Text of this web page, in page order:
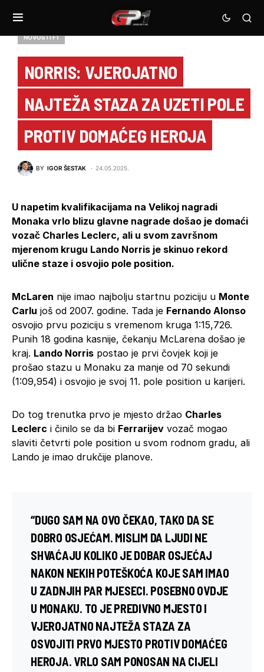
NOVOSTI F1
NORRIS: VJEROJATNO
NAJTEŽA STAZA ZA UZETI POLE
PROTIV DOMAĆEG HEROJA
BY IGOR ŠESTAK 24.05.2025.
U napetim kvalifikacijama na Velikoj nagradi
Monaka vrlo blizu glavne nagrade došao je domaći
vozač Charles Leclerc, ali u svom završnom
mjerenom krugu Lando Norris je skinuo rekord
ulične staze i osvojio pole position.
McLaren nije imao najbolju startnu poziciju u Monte
Carlu još od 2007. godine. Tada je Fernando Alonso
osvojio prvu poziciju s vremenom kruga 1:15,726.
Punih 18 godina kasnije, čekanju McLarena došao je
kraj. Lando Norris postao je prvi čovjek koji je
prošao stazu u Monaku za manje od 70 sekundi
(1:09,954) i osvojio je svoj 11. pole position u karijeri.
Do tog trenutka prvo je mjesto držao Charles
Leclerc i činilo se da bi Ferrarijev vozač mogao
slaviti četvrti pole position u svom rodnom gradu, ali
Lando je imao drukčije planove.
“DUGO SAM NA OVO ČEKAO, TAKO DA SE
DOBRO OSJEĆAM. MISLIM DA LJUDI NE
SHVAĆAJU KOLIKO JE DOBAR OSJEĆAJ
NAKON NEKIH POTEŠKOĆA KOJE SAM IMAO
U ZADNJIH PAR MJESECI. POSEBNO OVDJE
U MONAKU. TO JE PREDIVNO MJESTO I
VJEROJATNO NAJTEŽA STAZA ZA
OSVOJITI PRVO MJESTO PROTIV DOMAĆEG
HEROJA. VRLO SAM PONOSAN NA CIJELI